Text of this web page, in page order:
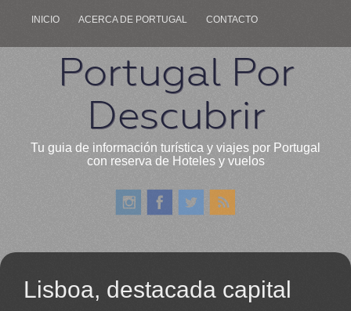
INICIO ACERCA DE PORTUGAL CONTACTO
Portugal Por
Descubrir
Tu guia de información turística y viajes por Portugal
con reserva de Hoteles y vuelos
Lisboa, destacada capital